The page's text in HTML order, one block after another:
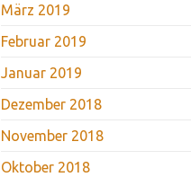
März 2019
Februar 2019
Januar 2019
Dezember 2018
November 2018
Oktober 2018